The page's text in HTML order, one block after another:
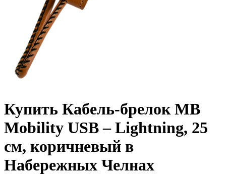
Купить Кабель-брелок MB
Mobility USB – Lightning, 25
см, коричневый в
Набережных Челнах